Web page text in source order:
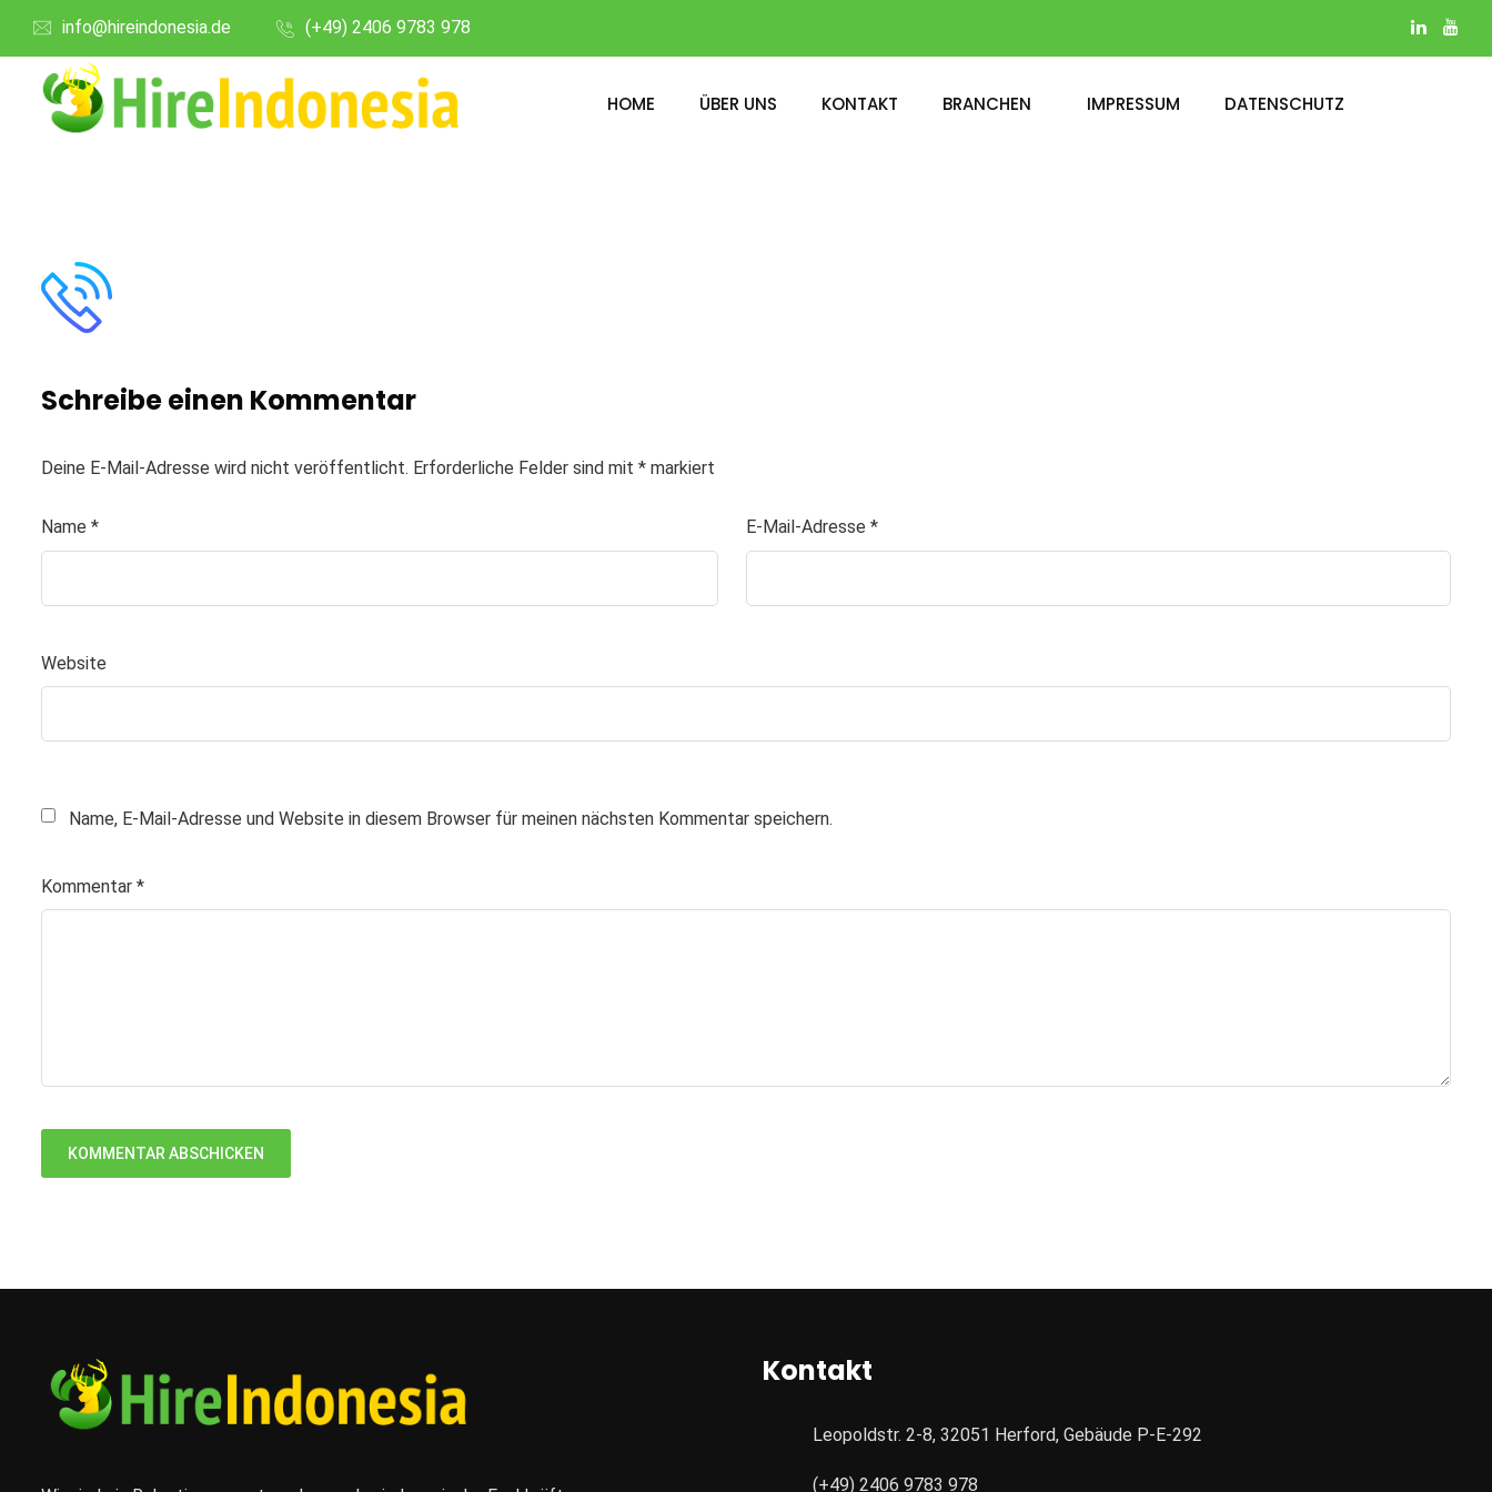
info@hireindonesia.de (+49) 2406 9783 978
HOME ÜBER UNS KONTAKT BRANCHEN IMPRESSUM DATENSCHUTZ
Schreibe einen Kommentar
Deine E-Mail-Adresse wird nicht veröffentlicht. Erforderliche Felder sind mit * markiert
Name * E-Mail-Adresse *
Website
Name, E-Mail-Adresse und Website in diesem Browser für meinen nächsten Kommentar speichern.
Kommentar *
Kontakt
Leopoldstr. 2-8, 32051 Herford, Gebäude P-E-292
(+49) 2406 9783 978